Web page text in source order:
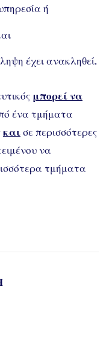
ή
έχει ανακληθεί.
μπορεί να
ένα τμήματα
καισε περισσότερες
να
τμήματα